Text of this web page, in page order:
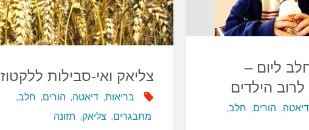
לבעיות
לבביות"
חלב ליום –
הילדים
דיאטה, הורים, חלב,
צליאק ואי-סבילות ללקטוז
בריאות, דיאטה, הורים, חלב,
מתבגרים, צליאק, תזונה